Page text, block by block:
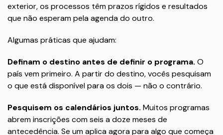
exterior, os processos têm prazos rígidos e resultados
que não esperam pela agenda do outro.
Algumas práticas que ajudam:
Definam o destino antes de definir o programa. O
país vem primeiro. A partir do destino, vocês pesquisam
o que está disponível para os dois — não o contrário.
Pesquisem os calendários juntos. Muitos programas
abrem inscrições com seis a doze meses de
antecedência. Se um aplica agora para algo que começa